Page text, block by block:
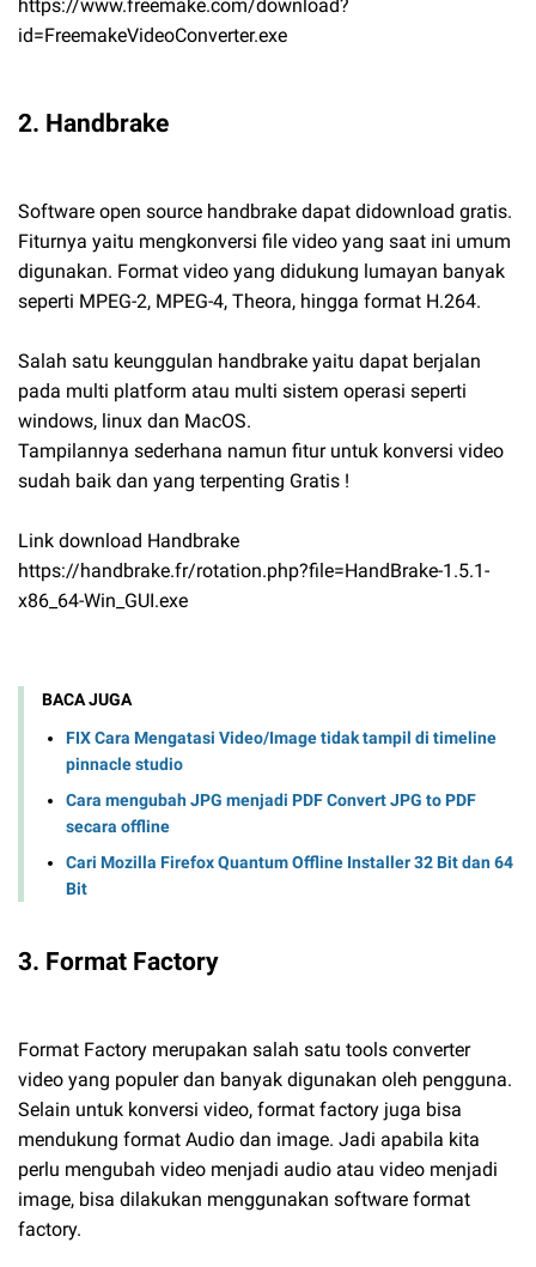
https://www.freemake.com/download?
id=FreemakeVideoConverter.exe
2. Handbrake
Software open source handbrake dapat didownload gratis.
Fiturnya yaitu mengkonversi file video yang saat ini umum
digunakan. Format video yang didukung lumayan banyak
seperti MPEG-2, MPEG-4, Theora, hingga format H.264.
Salah satu keunggulan handbrake yaitu dapat berjalan
pada multi platform atau multi sistem operasi seperti
windows, linux dan MacOS.
Tampilannya sederhana namun fitur untuk konversi video
sudah baik dan yang terpenting Gratis !
Link download Handbrake
https://handbrake.fr/rotation.php?file=HandBrake-1.5.1-
x86_64-Win_GUI.exe
BACA JUGA
FIX Cara Mengatasi Video/Image tidak tampil di timeline
pinnacle studio
Cara mengubah JPG menjadi PDF Convert JPG to PDF
secara offline
Cari Mozilla Firefox Quantum Offline Installer 32 Bit dan 64
Bit
3. Format Factory
Format Factory merupakan salah satu tools converter
video yang populer dan banyak digunakan oleh pengguna.
Selain untuk konversi video, format factory juga bisa
mendukung format Audio dan image. Jadi apabila kita
perlu mengubah video menjadi audio atau video menjadi
image, bisa dilakukan menggunakan software format
factory.